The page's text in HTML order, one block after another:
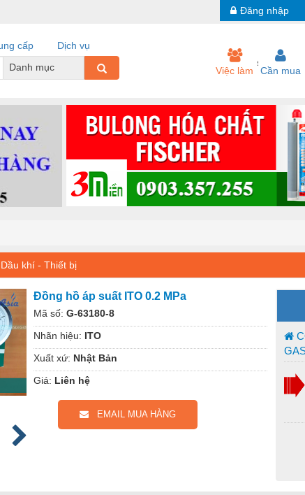
Đăng nhập
cấp
Dịch vụ
Danh mục
Việc làm Cần mua
Dầu khí - Thiết bị
Đồng hồ áp suất ITO 0.2 MPa
Mã số: G-63180-8
Nhãn hiệu: ITO
Xuất xứ: Nhật Bản
Giá: Liên hệ
EMAIL MUA HÀNG